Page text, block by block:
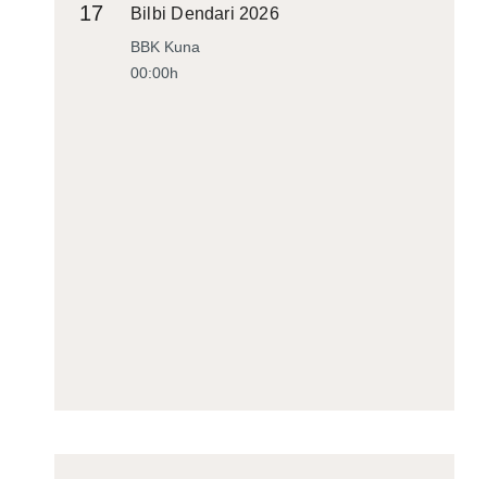
17 Bilbi Dendari 2026
BBK Kuna
00:00h